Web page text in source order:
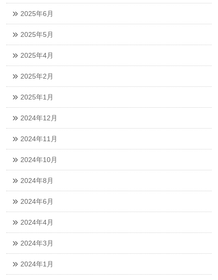
2025年6月
2025年5月
2025年4月
2025年2月
2025年1月
2024年12月
2024年11月
2024年10月
2024年8月
2024年6月
2024年4月
2024年3月
2024年1月